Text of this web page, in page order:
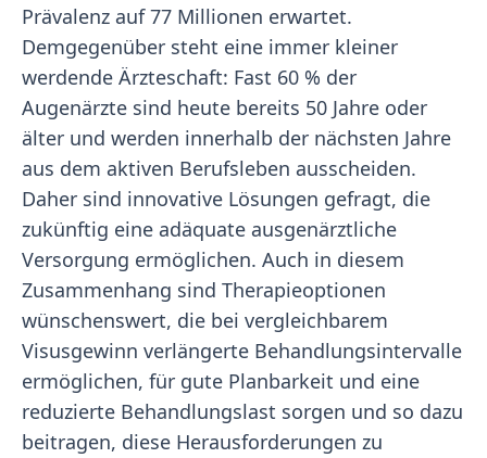
Prävalenz auf 77 Millionen erwartet.
Demgegenüber steht eine immer kleiner
werdende Ärzteschaft: Fast 60 % der
Augenärzte sind heute bereits 50 Jahre oder
älter und werden innerhalb der nächsten Jahre
aus dem aktiven Berufsleben ausscheiden.
Daher sind innovative Lösungen gefragt, die
zukünftig eine adäquate ausgenärztliche
Versorgung ermöglichen. Auch in diesem
Zusammenhang sind Therapieoptionen
wünschenswert, die bei vergleichbarem
Visusgewinn verlängerte Behandlungsintervalle
ermöglichen, für gute Planbarkeit und eine
reduzierte Behandlungslast sorgen und so dazu
beitragen, diese Herausforderungen zu